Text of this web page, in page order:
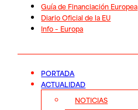
Guía de Financiación Europea
Diario Oficial de la EU
Info – Europa
PORTADA
ACTUALIDAD
NOTICIAS